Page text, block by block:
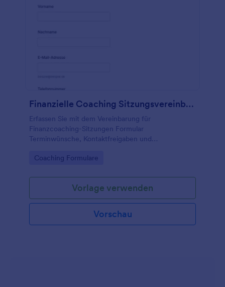
Finanzielle Coaching Sitzungsvereinbarung Formular
Erfassen Sie mit dem Vereinbarung für
Finanzcoaching-Sitzungen Formular
Terminwünsche, Kontaktfreigaben und
und erleichtern Sie die Vorbereitung für Coaches,
Go to Category:
Coaching Formulare
Vorlage verwenden
Vorschau